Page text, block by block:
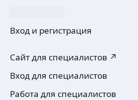
Вход и регистрация
Сайт для специалистов ↗
Вход для специалистов
Работа для специалистов